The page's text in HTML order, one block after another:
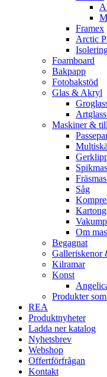
Framex
Arctic
Foamboard
Bakpapp
Fotobakstöd
Glas & Akryl
Maskiner &
Såg
Om
Begagnat
Galleriskenor
Kilramar
Konst
Produkter
REA
Produktnyheter
Ladda ner katalog
Nyhetsbrev
Webshop
Offertförfrågan
Kontakt